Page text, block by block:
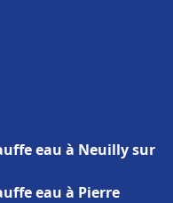
eau à Neuilly sur
eau à Pierre